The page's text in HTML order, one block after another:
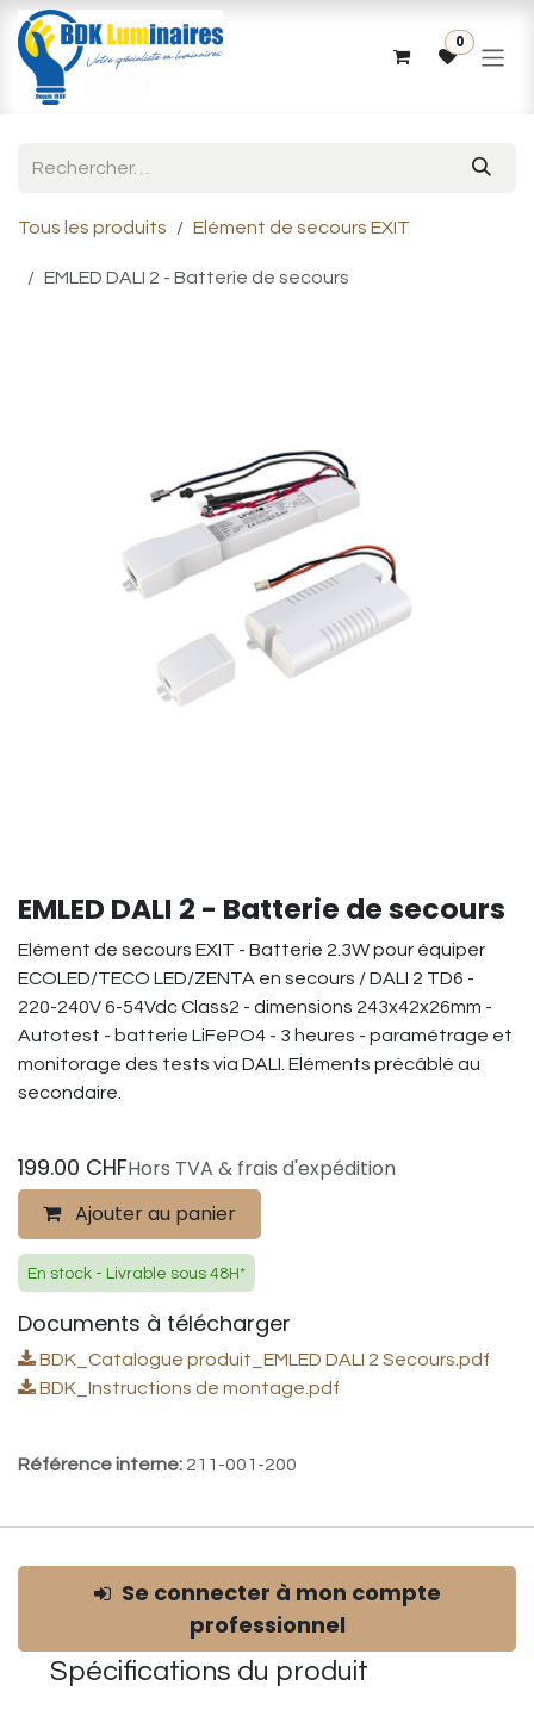
Se rendre au contenu
0
Tous les produits Elément de secours EXIT
EMLED DALI 2 - Batterie de secours
EMLED DALI 2 - Batterie de secours
Elément de secours EXIT - Batterie 2.3W pour équiper
ECOLED/TECO LED/ZENTA en secours / DALI 2 TD6 -
220-240V 6-54Vdc Class2 - dimensions 243x42x26mm -
Autotest - batterie LiFePO4 - 3 heures - paramétrage et
monitorage des tests via DALI. Eléments précâblé au
secondaire.
199.00 CHFHors TVA & frais d'expédition
Ajouter au panier
En stock - Livrable sous 48H*
Documents à télécharger
BDK_Catalogue produit_EMLED DALI 2 Secours.pdf
BDK_Instructions de montage.pdf
Référence interne: 211-001-200
Se connecter à mon compte
professionnel
Spécifications du produit